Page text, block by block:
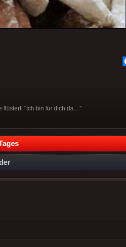
"Ich bin für dich da...."